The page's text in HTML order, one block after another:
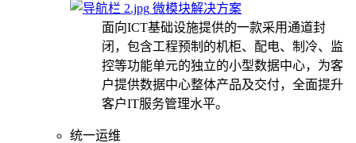
微模块解决方案
面向ICT基础设施提供的一款采用通道封
闭，包含工程预制的机柜、配电、制冷、监
控等功能单元的独立的小型数据中心，为客
户提供数据中心整体产品及交付，全面提升
客户IT服务管理水平。
统一运维